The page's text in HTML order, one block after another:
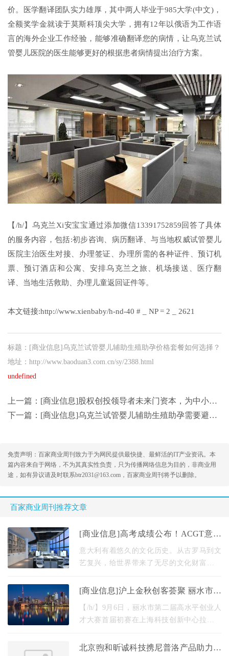
价。医学翻译团队实力雄厚，其中两人毕业于985大学(中文)，
全额奖学金就读于莫斯科顶尖大学，拥有12年以俄语为工作语
言的海外企业工作经验，能够准确翻译您的病情，让乌克兰试
管婴儿医院的医生能够更好的根据患者病情提出治疗方案。
【/h/】乌克兰Xi安宝宝通过添加微信13391752859回答了具体
的服务内容，包括:初步咨询、病历翻译、与当地权威试管婴儿
医院主治医生对接、办理签证、办理所需的各种证件、预订机
票、预订酒店和公寓、安排乌克兰之旅、机场接送、医疗翻
译、当地生活救助、办理儿童返回证件等。
本文链接:http://www.xienbaby/h-nd-40 # _ NP = 2 _ 2621
标题：[商业信息]乌克兰试管婴儿辅助生殖助孕价格套餐如何选择？
地址：http://www.baoduan3.com.cn/sy/2388.html
undefined
上一篇： [商业信息]股权创投领导者未来门资本，为中小企业发展解难纾困
下一篇： [商业信息]乌克兰试管婴儿辅助生殖助孕需要避开的雷区
免责声明：百家商业周刊致力于为网民提供最快捷、最鲜活的IT产业资讯。本
篇内容来自于网络，不为其真实性负责，只为传播网络信息为目的，非商业用
途，如有异议请及时联系btr2031@163.com，百家商业周刊将予以删除。
百家商业周刊推荐文章
[商业信息]高考成绩公布！ACGT意大
利预科项目帮你读名校！
意大利有着悠久的文化历史。从古罗马到文
艺复兴，给世界带来了无尽的文化财富，至
生在这里，它影响了世界各地艺术学院的教
[商业信息]沪上金秋创客荟聚 丽水市创
业大赛首站收官
【/h/】9月6日，丽水市第二届高水平创业人
才大赛首届初赛在上海科技创新中心拉开帷
共出现12个项目参与路演推广，涉及智能制
北京煦和昕诚科技携尼普洛产品助力肾